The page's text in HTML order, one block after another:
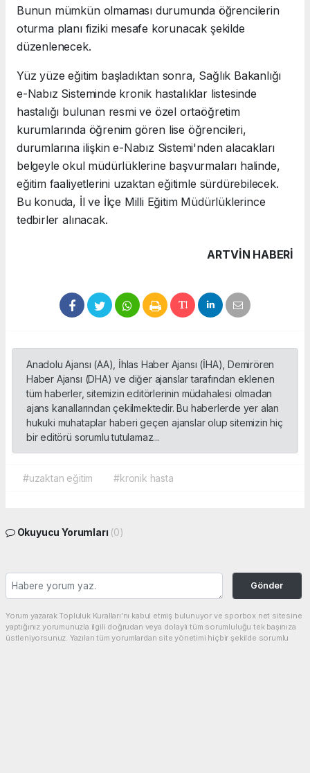
Bunun mümkün olmaması durumunda öğrencilerin
oturma planı fiziki mesafe korunacak şekilde
düzenlenecek.
Yüz yüze eğitim başladıktan sonra, Sağlık Bakanlığı
e-Nabız Sisteminde kronik hastalıklar listesinde
hastalığı bulunan resmi ve özel ortaöğretim
kurumlarında öğrenim gören lise öğrencileri,
durumlarına ilişkin e-Nabız Sistemi'nden alacakları
belgeyle okul müdürlüklerine başvurmaları halinde,
eğitim faaliyetlerini uzaktan eğitimle sürdürebilecek.
Bu konuda, İl ve İlçe Milli Eğitim Müdürlüklerince
tedbirler alınacak.
ARTVIN HABERİ
Anadolu Ajansı (AA), İhlas Haber Ajansı (İHA), Demirören
Haber Ajansı (DHA) ve diğer ajanslar tarafından eklenen
tüm haberler, sitemizin editörlerinin müdahalesi olmadan
ajans kanallarından çekilmektedir. Bu haberlerde yer alan
hukuki muhataplar haberi geçen ajanslar olup sitemizin hiç
bir editörü sorumlu tutulamaz...
#uzaktan eğitim #kronik hasta
Okuyucu Yorumları (0)
Gönder
Yorum yazarak Topluluk Kuralları’nı kabul etmiş bulunuyor ve sporbox.net sitesine
yaptığınız yorumunuzla ilgili doğrudan veya dolaylı tüm sorumluluğu tek başınıza
üstleniyorsunuz. Yazılan tüm yorumlardan site yönetimi hiçbir şekilde sorumlu